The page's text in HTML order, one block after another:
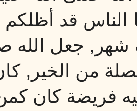
قد أظلكم
جعل الله
من الخير,
فريضة كان